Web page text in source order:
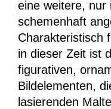
eine weitere, nur
schemenhaft
Charakteristisch
in dieser Zeit ist
figurativen,
Bildelementen,
lasierenden